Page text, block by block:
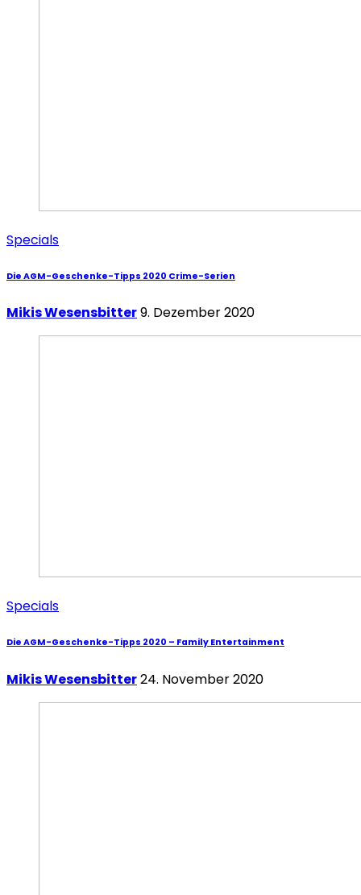
Specials
Die AGM-Geschenke-Tipps 2020 Crime-Serien
Mikis Wesensbitter9. Dezember 2020
Specials
Die AGM-Geschenke-Tipps 2020 – Family Entertainment
Mikis Wesensbitter24. November 2020